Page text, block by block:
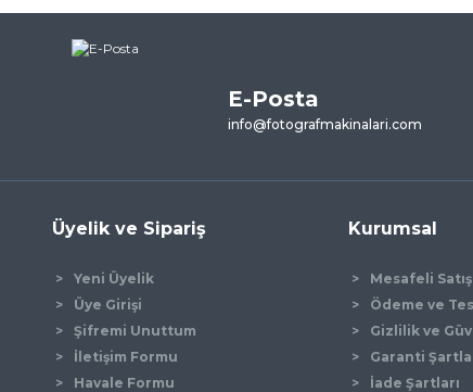
Gönder
E-Posta
info@fotografmakinalari.com
Üyelik ve Sipariş
Yeni Üyelik
Üye Girişi
Şifremi Unuttum
İletişim Formu
Havale Formu
Kurumsal
Mesafeli
Ödeme ve
Gizlilik ve
Garanti
İade Şartları